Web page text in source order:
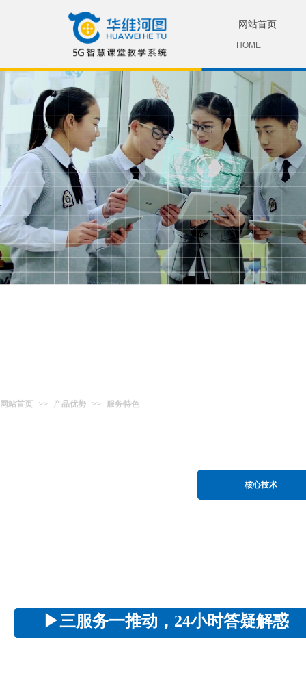
网站首页
HOME
网站首页 >> 产品优势 >> 服务特色
核心技术
▶三服务一推动， 24小时答疑解惑